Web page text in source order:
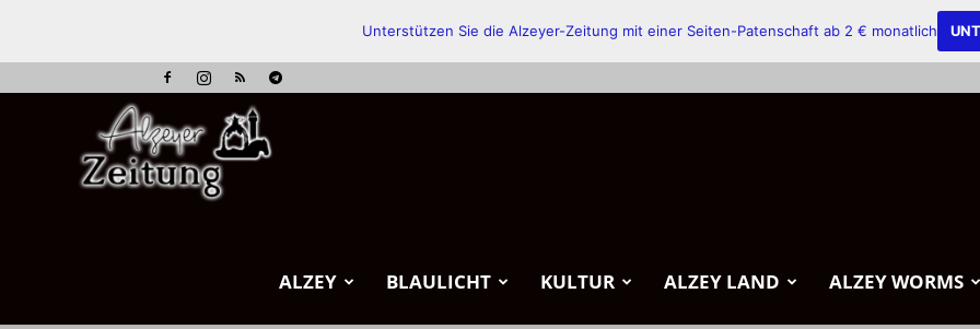
ALZEY BLAULICHT KULTUR ALZEY LAND ALZEY WORMS
Unterstützen Sie die Alzeyer-Zeitung mit einer Seiten-Patenschaft ab 2 € monatlich